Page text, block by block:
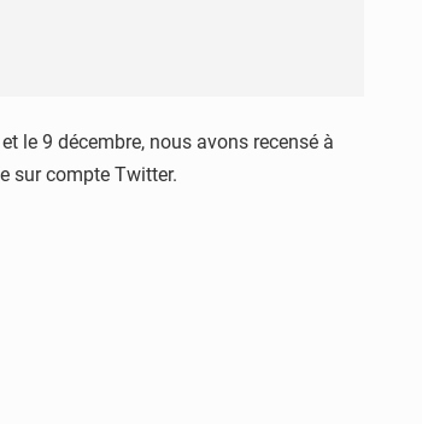
le 9 décembre, nous avons recensé à
sur compte Twitter.